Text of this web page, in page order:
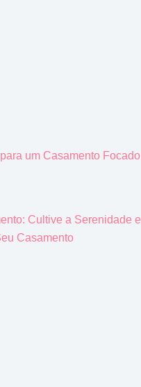
um Casamento Focado